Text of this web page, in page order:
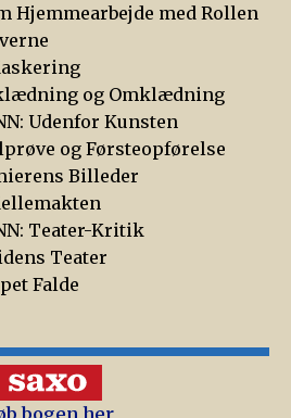
Hjemmearbejde med Rollen
og Omklædning
Udenfor Kunsten
og Førsteopførelse
Billeder
Teater-Kritik
Teater
Falde
bogen her